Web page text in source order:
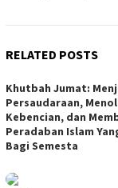
RELATED POSTS
Khutbah Jumat:
Persaudaraan,
Kebencian, dan
Peradaban Islam
Bagi Semesta